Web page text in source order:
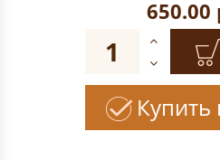
650.00
Купить